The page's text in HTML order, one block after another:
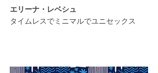
エリーナ・レベシュ
タイムレスでミニマルでユニセックス